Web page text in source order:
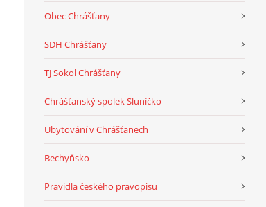
Obec Chrášťany
SDH Chrášťany
TJ Sokol Chrášťany
Chrášťanský spolek Sluníčko
Ubytování v Chrášťanech
Bechyňsko
Pravidla českého pravopisu